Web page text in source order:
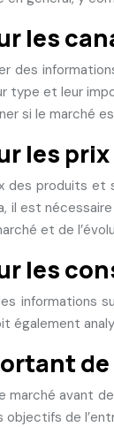
les
des
type et leur
si le marché
les
produits et
il est
et de
les
informations
également
de
avant
de